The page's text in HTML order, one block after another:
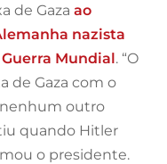
de Gaza ao
nazista
Mundial. “O
de Gaza com o
outro
quando Hitler
o presidente.